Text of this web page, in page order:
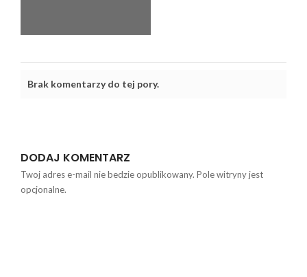
Brak komentarzy do tej pory.
DODAJ KOMENTARZ
Twoj adres e-mail nie bedzie opublikowany. Pole witryny jest
opcjonalne.